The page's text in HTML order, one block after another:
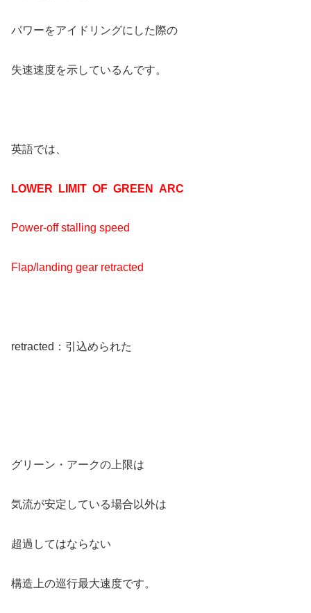
パワーをアイドリングにした際の
失速速度を示しているんです。
英語では、
LOWER LIMIT OF GREEN ARC
Power-off stalling speed
Flap/landing gear retracted
retracted：引込められた
グリーン・アークの上限は
気流が安定している場合以外は
超過してはならない
構造上の巡行最大速度です。